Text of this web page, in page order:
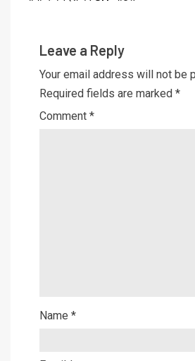
Leave a Reply
Your email address will not be
Required fields are marked *
Comment *
Name *